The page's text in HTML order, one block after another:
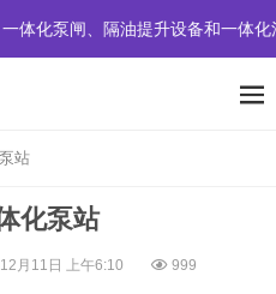
隔油提升设备和一体化污水处理设
站
化泵站
月11日 上午6:10 999